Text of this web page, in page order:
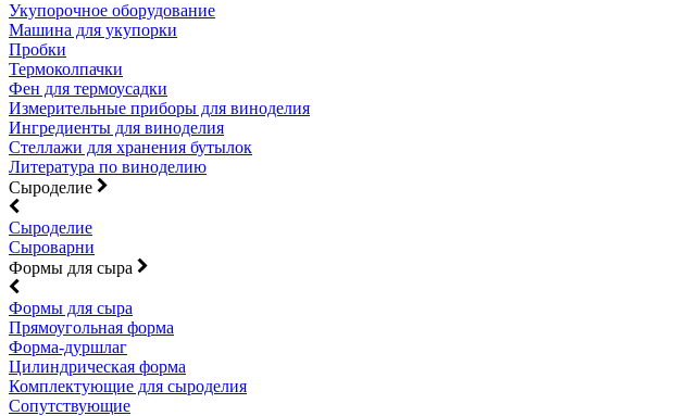
Укупорочное оборудование
Машина для укупорки
Пробки
Термоколпачки
Фен для термоусадки
Измерительные приборы для виноделия
Ингредиенты для виноделия
Стеллажи для хранения бутылок
Литература по виноделию
Сыроделие
Сыроделие
Сыроварни
Формы для сыра
Формы для сыра
Прямоугольная форма
Форма-дуршлаг
Цилиндрическая форма
Комплектующие для сыроделия
Сопутствующие